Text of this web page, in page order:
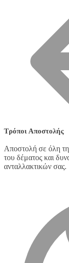
Τρόποι Αποστολής
Αποστολή σε όλη
του δέματος και
ανταλλακτικών σας.